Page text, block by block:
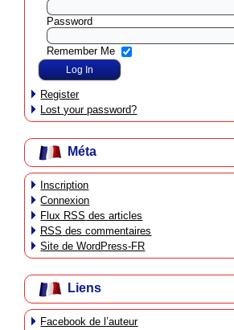
Password
Remember Me
Register
Lost your password?
Méta
Inscription
Connexion
Flux RSS des articles
RSS des commentaires
Site de WordPress-FR
Liens
Facebook de l’auteur